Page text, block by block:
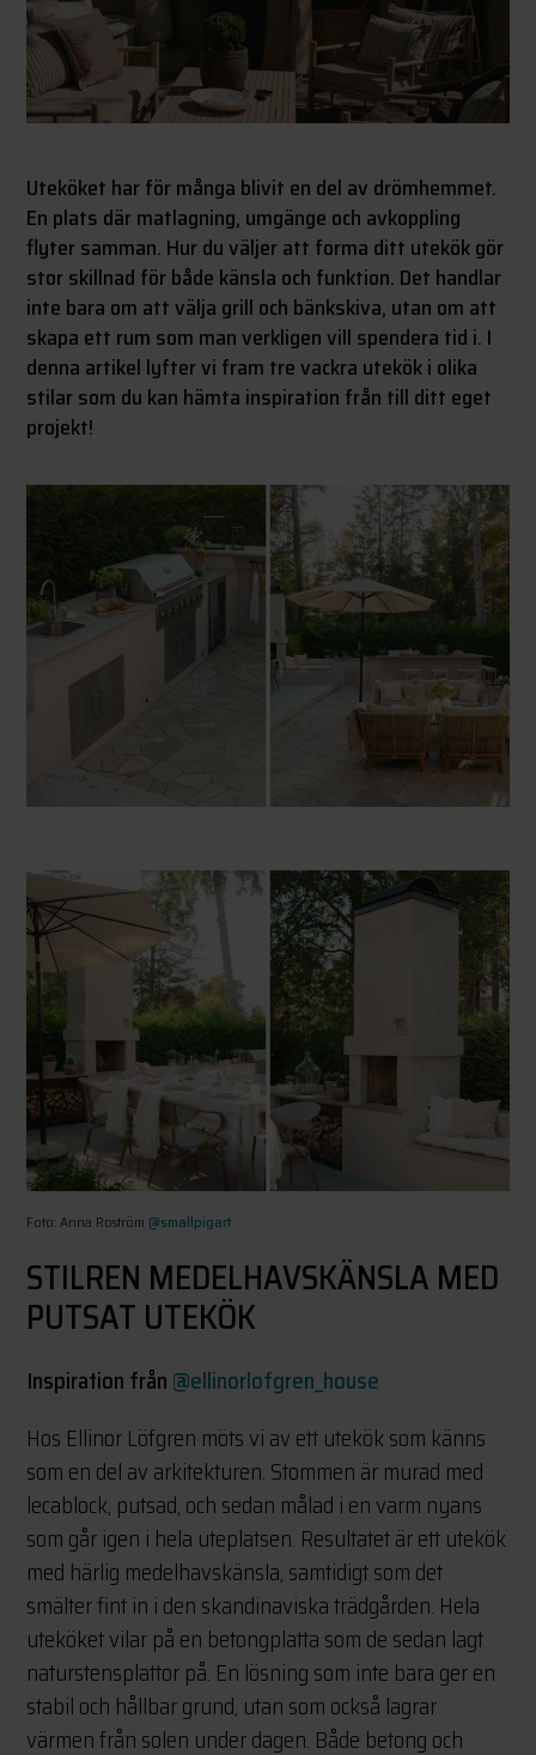
Uteköket har för många blivit en del av drömhemmet.
En plats där matlagning, umgänge och avkoppling
flyter samman. Hur du väljer att forma ditt utekök gör
stor skillnad för både känsla och funktion. Det handlar
inte bara om att välja grill och bänkskiva, utan om att
skapa ett rum som man verkligen vill spendera tid i. I
denna artikel lyfter vi fram tre vackra utekök i olika
stilar som du kan hämta inspiration från till ditt eget
projekt!
Foto: Anna Roström @smallpigart
STILREN MEDELHAVSKÄNSLA MED
PUTSAT UTEKÖK
Inspiration från @ellinorlofgren_house
Hos Ellinor Löfgren möts vi av ett utekök som känns
som en del av arkitekturen. Stommen är murad med
lecablock, putsad, och sedan målad i en varm nyans
som går igen i hela uteplatsen. Resultatet är ett utekök
med härlig medelhavskänsla, samtidigt som det
smälter fint in i den skandinaviska trädgården. Hela
uteköket vilar på en betongplatta som de sedan lagt
naturstensplattor på. En lösning som inte bara ger en
stabil och hållbar grund, utan som också lagrar
värmen från solen under dagen. Både betong och